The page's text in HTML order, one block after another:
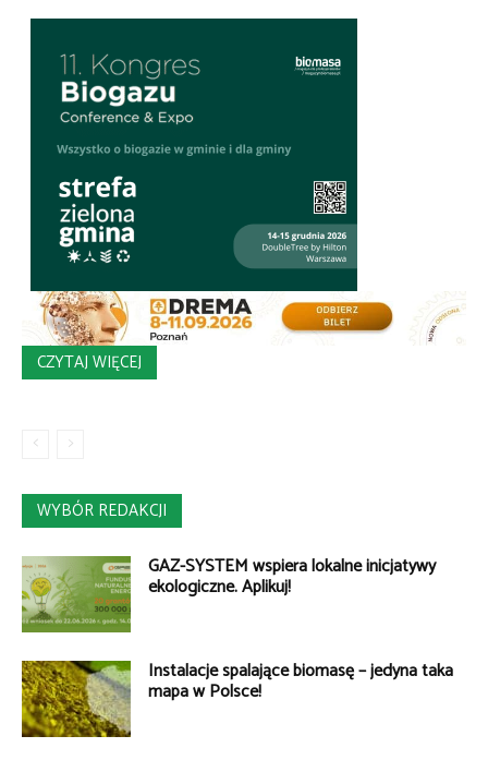
CZYTAJ WIĘCEJ
WYBÓR REDAKCJI
GAZ-SYSTEM wspiera lokalne inicjatywy
ekologiczne. Aplikuj!
Instalacje spalające biomasę – jedyna taka
mapa w Polsce!